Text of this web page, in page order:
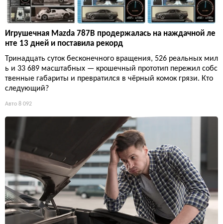
Игрушечная Mazda 787B продержалась на наждачной ле
нте 13 дней и поставила рекорд
Тринадцать суток бесконечного вращения, 526 реальных мил
ь и 33 689 масштабных — крошечный прототип пережил собс
твенные габариты и превратился в чёрный комок грязи. Кто
следующий?
Авто 8 092